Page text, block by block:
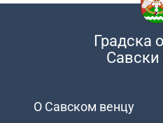
Градска
Подножје
О Савском венцу